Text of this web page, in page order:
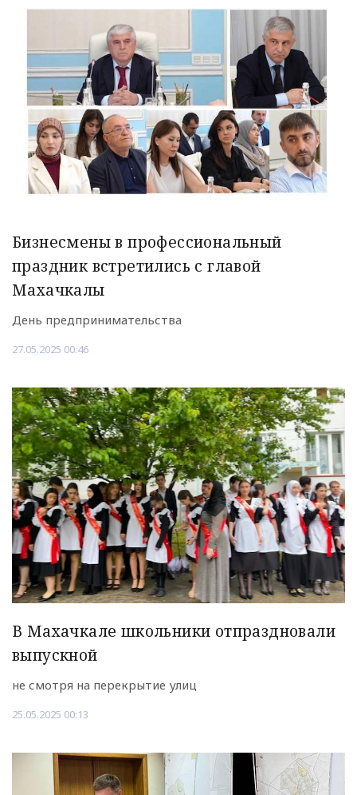
Бизнесмены в профессиональный
праздник встретились с главой
Махачкалы
День предпринимательства
27.05.2025 00:46
В Махачкале школьники отпраздновали
выпускной
не смотря на перекрытие улиц
25.05.2025 00:13